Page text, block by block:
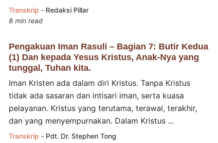
Transkrip - Redaksi Pillar
8 min read
Pengakuan Iman Rasuli – Bagian 7: Butir Kedua
(1) Dan kepada Yesus Kristus, Anak-Nya yang
tunggal, Tuhan kita.
Iman Kristen ada dalam diri Kristus. Tanpa Kristus
tidak ada sasaran dan intisari iman, serta kuasa
pelayanan. Kristus yang terutama, terawal, terakhir,
dan yang menyempurnakan. Dalam Kristus ...
Transkrip - Pdt. Dr. Stephen Tong